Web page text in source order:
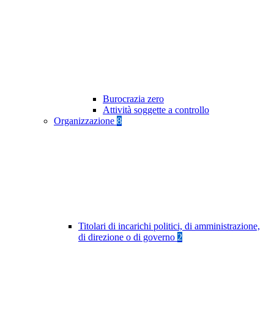
Burocrazia zero
Attività soggette a controllo
Organizzazione 8
Titolari di incarichi politici, di amministrazione,
di direzione o di governo 2